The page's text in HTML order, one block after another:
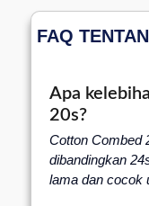
FAQ
Apa
20s?
Cotton Combed
dibandingkan
lama dan cocok